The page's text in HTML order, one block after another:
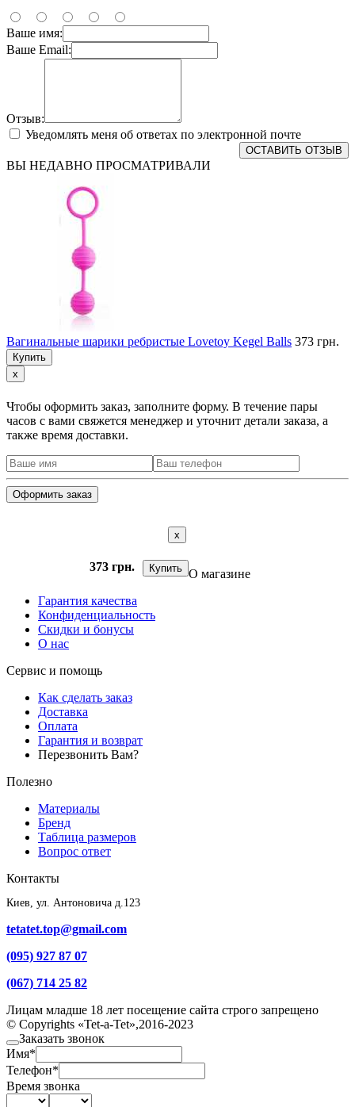
Ваше имя:
Ваше Email:
Отзыв:
Уведомлять меня об ответах по электронной почте
ОСТАВИТЬ ОТЗЫВ
ВЫ НЕДАВНО ПРОСМАТРИВАЛИ
Вагинальные шарики ребристые Lovetoy Kegel Balls 373 грн.
Купить
x
Чтобы оформить заказ, заполните форму. В течение пары
часов с вами свяжется менеджер и уточнит детали заказа, а
также время доставки.
x
373 грн. Купить О магазине
Гарантия качества
Конфиденциальность
Скидки и бонусы
О нас
Сервис и помощь
Как сделать заказ
Доставка
Оплата
Гарантия и возврат
Перезвонить Вам?
Полезно
Материалы
Бренд
Таблица размеров
Вопрос ответ
Контакты
Киев, ул. Антоновича д.123
tetatet.top@gmail.com
(095) 927 87 07
(067) 714 25 82
Лицам младше 18 лет посещение сайта строго запрещено
© Copyrights «Tet-a-Tet»,2016-2023
Заказать звонок
Имя*
Телефон*
Время звонка